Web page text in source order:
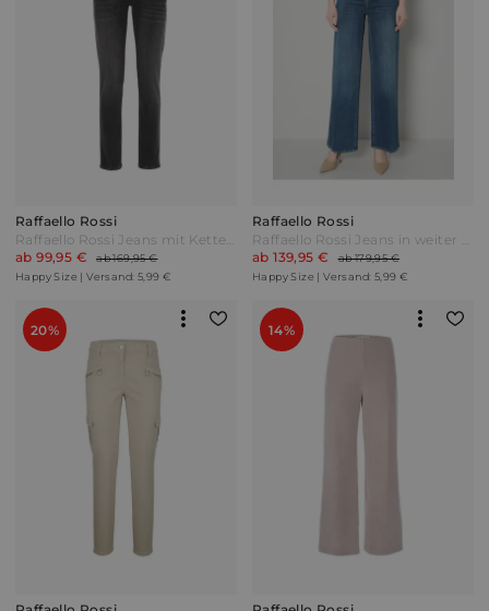
Raffaello Rossi
Raffaello Rossi Jeans mit Kettenverzierung Grau
ab 99,95 €
ab 169,95 €
Happy Size | Versand: 5,99 €
Raffaello Rossi
Raffaello Rossi Jeans in weiter Beinform Blue Denim Blau
ab 139,95 €
ab 179,95 €
Happy Size | Versand: 5,99 €
20% 14%